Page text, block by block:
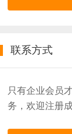
联系方式
只有企业会员
务，欢迎注册